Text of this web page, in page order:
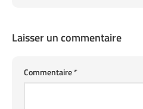
Laisser un commentaire
Commentaire*